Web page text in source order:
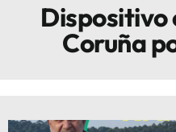
Innova
Dispositivo
Coruña